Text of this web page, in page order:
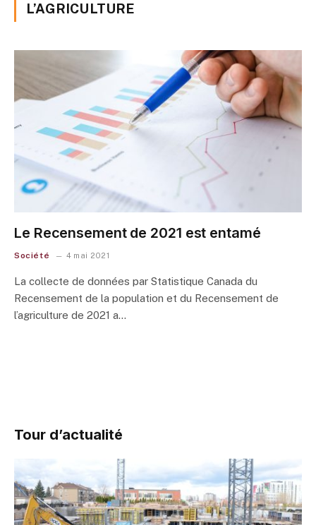
L’AGRICULTURE
Le Recensement de 2021 est entamé
Société 4 mai 2021
La collecte de données par Statistique Canada du
Recensement de la population et du Recensement de
l’agriculture de 2021 a…
Tour d’actualité